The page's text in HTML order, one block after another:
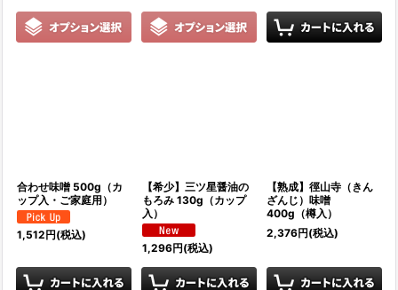
合わせ味噌 500g（カ
ップ入・ご家庭用）
1,512円(税込)
【希少】三ツ星醤油の
もろみ 130g（カップ
入）
1,296円(税込)
【熟成】徑山寺（きん
ざんじ）味噌
400g（樽入）
2,376円(税込)